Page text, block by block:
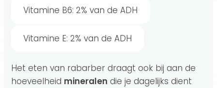
Vitamine B6: 2% van de ADH
Vitamine E: 2% van de ADH
Het eten van rabarber draagt ook bij aan de
hoeveelheid mineralen die je dagelijks dient